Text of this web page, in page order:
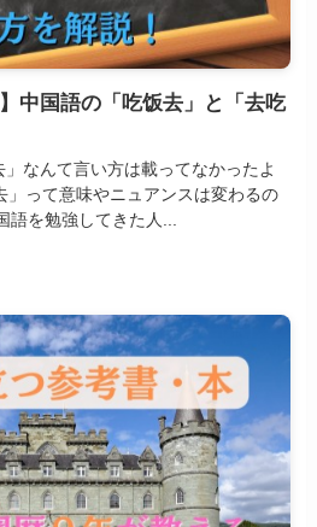
中国語の「吃饭去」と「去吃
なんて言い方は載ってなかったよ
」って意味やニュアンスは変わるの
語を勉強してきた人...